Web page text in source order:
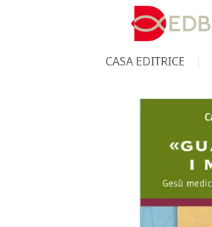
CASA EDITRICE